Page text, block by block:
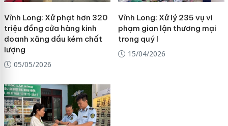
Vĩnh Long: Xử phạt hơn 320
triệu đồng cửa hàng kinh
doanh xăng dầu kém chất
lượng
05/05/2026
Vĩnh Long: Xử lý 235 vụ vi
phạm gian lận thương mại
trong quý I
15/04/2026